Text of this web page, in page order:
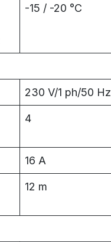
-15 / -20 °C
230 V/1 ph/50 Hz
4
16 A
12 m